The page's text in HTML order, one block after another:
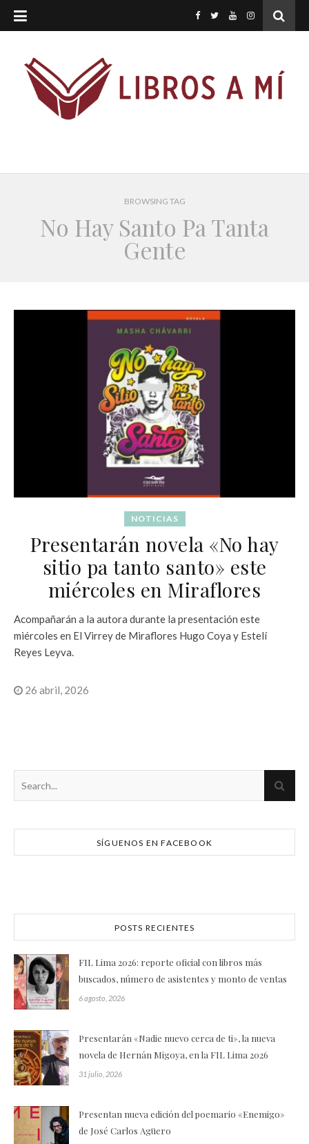
BROWSING TAG
No Hay Santo Pa Tanta
Gente
NOTICIAS
Presentarán novela «No hay
sitio pa tanto santo» este
miércoles en Miraflores
Acompañarán a la autora durante la presentación este
miércoles en El Virrey de Miraflores Hugo Coya y Estelí
Reyes Leyva.
26 abril, 2026
SÍGUENOS EN FACEBOOK
POSTS RECIENTES
FIL Lima 2026: reporte oficial con libros más
buscados, número de asistentes y monto de ventas
6 agosto, 2026
Presentarán «Nadie nuevo cerca de ti», la nueva
novela de Hernán Migoya, en la FIL Lima 2026
31 julio, 2026
Presentan nueva edición del poemario «Enemigo»
de José Carlos Agüero